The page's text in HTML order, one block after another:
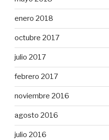
enero 2018
octubre 2017
julio 2017
febrero 2017
noviembre 2016
agosto 2016
julio 2016